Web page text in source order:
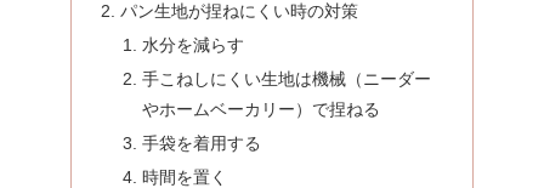
パン生地が捏ねにくい時の対策
水分を減らす
手こねしにくい生地は機械（ニーダー
やホームベーカリー）で捏ねる
手袋を着用する
時間を置く